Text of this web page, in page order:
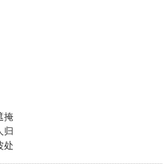
掩
归
处